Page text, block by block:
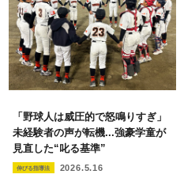
「野球人は威圧的で怒鳴りすぎ」
未経験者の声が転機...強豪学童が
見直した“叱る基準”
伸びる指導法 2026.5.16